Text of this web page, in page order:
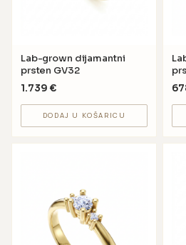
Lab-grown dijamantni
prsten GV32
1.739 €
DODAJ U KOŠARICU